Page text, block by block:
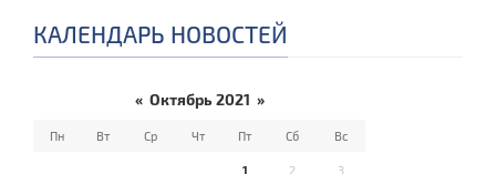
КАЛЕНДАРЬ НОВОСТЕЙ
« Октябрь 2021 »
Пн Вт Ср Чт Пт Сб Вс
1 2 3